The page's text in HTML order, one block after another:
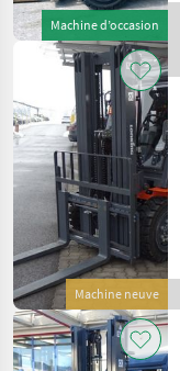
Machine d’occasion
Machine neuve